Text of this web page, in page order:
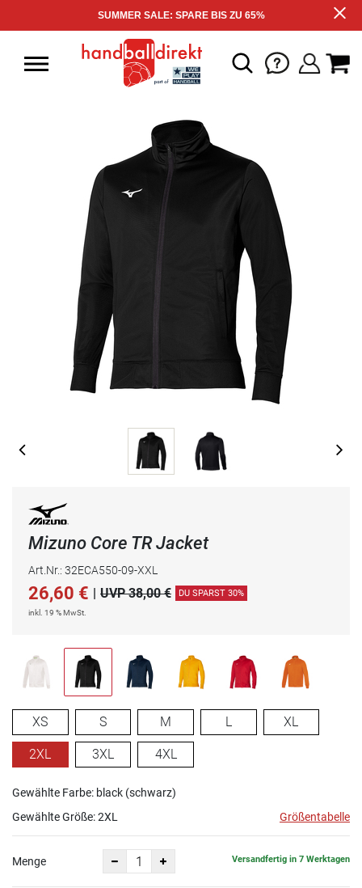
SUMMER SALE: SPARE BIS ZU 65%
Mizuno Core TR Jacket
Art.Nr.: 32ECA550-09-XXL
26,60 € | UVP 38,00 € DU SPARST 30%
inkl. 19 % MwSt.
XS S M L XL
2XL 3XL 4XL
Gewählte Farbe: black (schwarz)
Gewählte Größe:2XL Größentabelle
Menge Versandfertig in 7 Werktagen